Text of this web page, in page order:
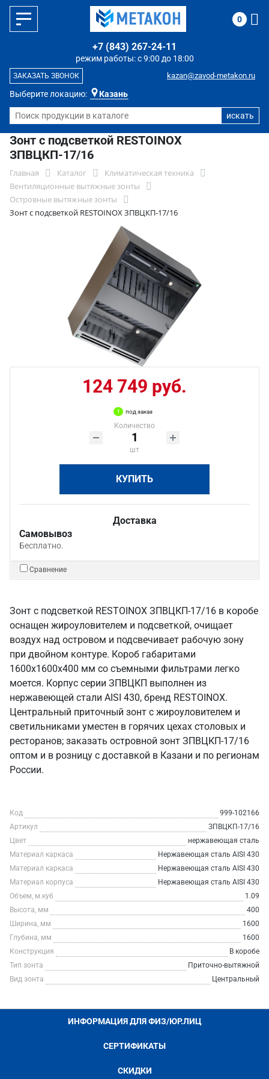
Выберите локацию: Казань
режим работы: с 9:00 до 18:00
+7 (843) 267-24-11
kazan@zavod-metakon.ru
ЗАКАЗАТЬ ЗВОНОК
0
Зонт с подсветкой RESTOINOX
ЗПВЦКП-17/16
Главная Каталог
Климатическая техника
Вентиляционные вытяжные зонты
Островные вытяжные зонты
Зонт с подсветкой RESTOINOX ЗПВЦКП-17/16
124 749 руб.
под заказ
Количество
шт
КУПИТЬ
Доставка
Самовывоз
Бесплатно.
Сравнение
Зонт с подсветкой RESTOINOX ЗПВЦКП-17/16 в коробе
оснащен жироуловителем и подсветкой, очищает
воздух над островом и подсвечивает рабочую зону
при двойном контуре. Короб габаритами
1600х1600х400 мм со съемными фильтрами легко
моется. Корпус серии ЗПВЦКП выполнен из
нержавеющей стали AISI 430, бренд RESTOINOX.
Центральный приточный зонт с жироуловителем и
светильниками уместен в горячих цехах столовых и
ресторанов; заказать островной зонт ЗПВЦКП-17/16
оптом и в розницу с доставкой в Казани и по регионам
России.
Код
999-102166
Артикул
ЗПВЦКП-17/16
Цвет
нержавеющая сталь
Материал каркаса
Нержавеющая сталь AISI 430
Материал каркаса
Нержавеющая сталь AISI 430
Материал корпуса
Нержавеющая сталь AISI 430
Объем, м.куб
1.09
Высота, мм
400
Ширина, мм
1600
Глубина, мм
1600
Конструкция
В коробе
Тип зонта
Приточно-вытяжной
Вид зонта
Центральный
ИНФОРМАЦИЯ ДЛЯ ФИЗ/ЮР.ЛИЦ
СЕРТИФИКАТЫ
СКИДКИ